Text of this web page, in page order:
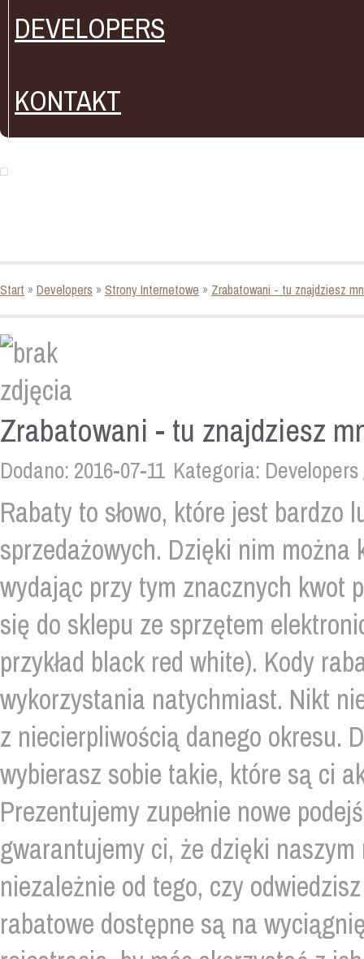
DEVELOPERS
KONTAKT
Start »Developers »Strony Internetowe » Zrabatowani - tu znajdziesz
Zrabatowani - tu znajdziesz
Dodano: 2016-07-11 Kategoria:
Rabaty to słowo, które jest bardzo
sprzedażowych. Dzięki nim
wydając przy tym znacznych kwot
się do sklepu ze sprzętem
przykład black red white). Kody
wykorzystania natychmiast. Nikt
z niecierpliwością danego okresu.
wybierasz sobie takie, które są ci
Prezentujemy zupełnie nowe
gwarantujemy ci, że dzięki
niezależnie od tego, czy
rabatowe dostępne są na